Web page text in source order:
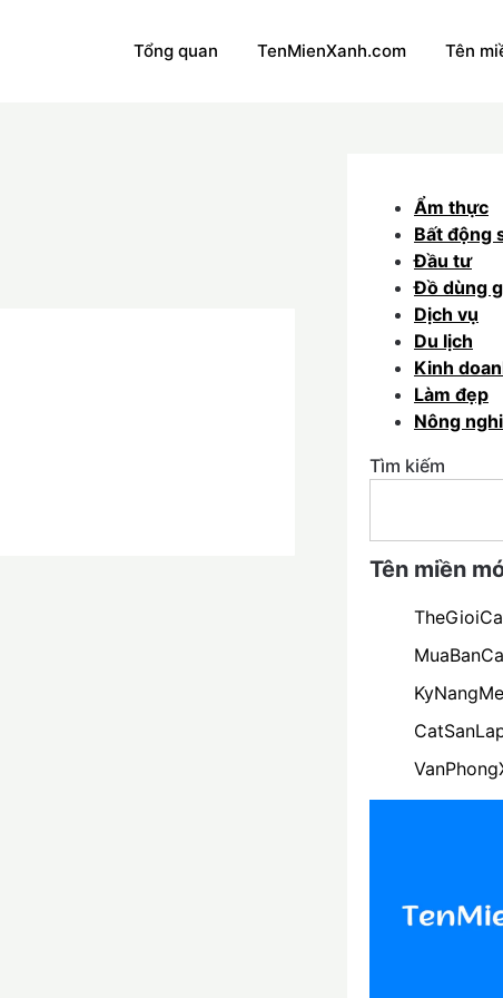
Tổng quan TenMienXanh.com Tên
Ẩm thực
Bất động
Đầu tư
Đồ dùng
Dịch vụ
Du lịch
Kinh
Làm đẹp
Nông
Tìm kiếm
Tên miền